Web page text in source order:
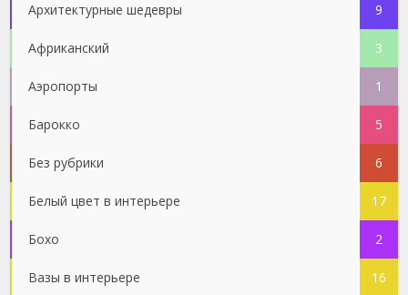
Архитектурные шедевры 9
Африканский 3
Аэропорты 1
Барокко 5
Без рубрики 6
Белый цвет в интерьере 17
Бохо 2
Вазы в интерьере 16